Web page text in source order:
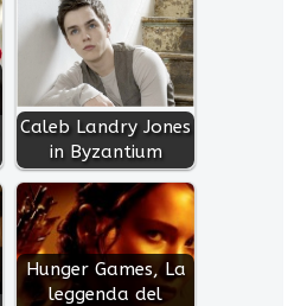
Caleb Landry Jones
in Byzantium
Hunger Games, La
leggenda del